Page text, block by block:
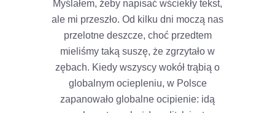
Myślałem, żeby napisać wściekły tekst,
ale mi przeszło. Od kilku dni moczą nas
przelotne deszcze, choć przedtem
mieliśmy taką suszę, że zgrzytało w
zębach. Kiedy wszyscy wokół trąbią o
globalnym ociepleniu, w Polsce
zapanowało globalne ocipienie: idą